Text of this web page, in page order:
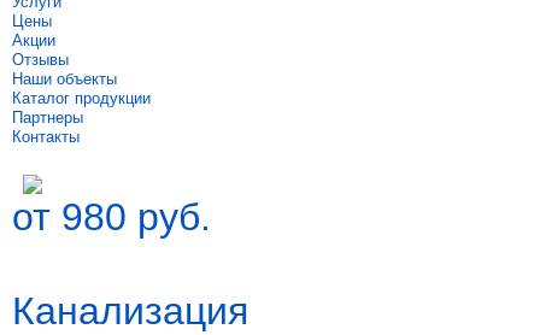
Цены
Акции
Отзывы
Наши объекты
Каталог продукции
Партнеры
Контакты
от 980 руб.
Канализация